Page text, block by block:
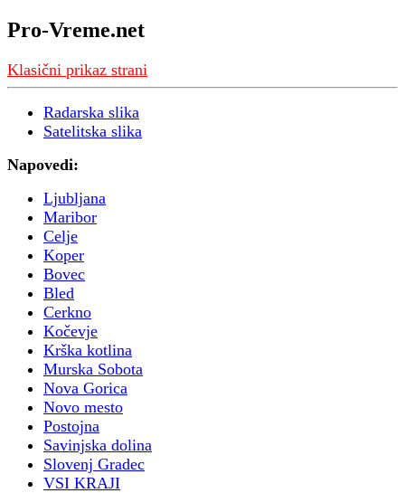
Pro-Vreme.net
Klasični prikaz strani
Radarska slika
Satelitska slika
Napovedi:
Ljubljana
Maribor
Celje
Koper
Bovec
Bled
Cerkno
Kočevje
Krška kotlina
Murska Sobota
Nova Gorica
Novo mesto
Postojna
Savinjska dolina
Slovenj Gradec
VSI KRAJI